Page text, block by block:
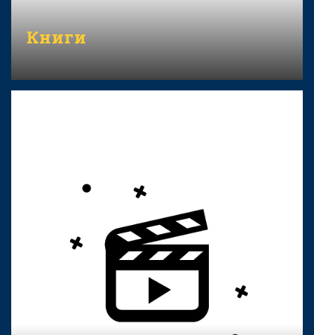
Книги